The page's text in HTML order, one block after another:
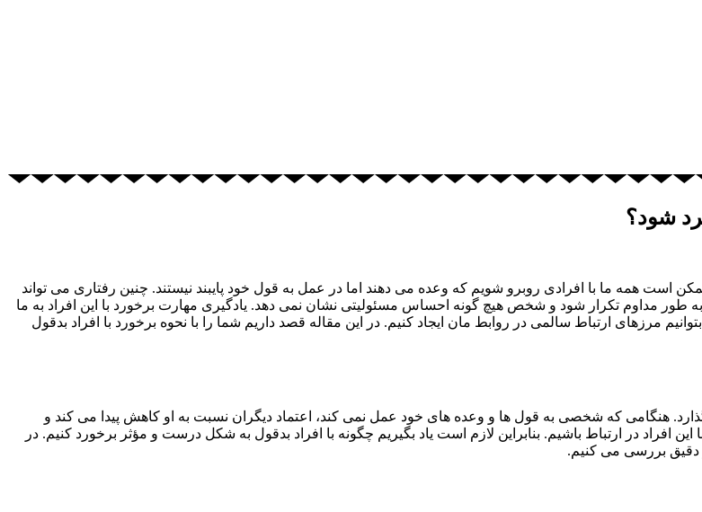
شود؟
همه ما با افرادی روبرو شویم که وعده می دهند اما در عمل به قول خود پایبند نیستند. چنین رفتاری می تواند
مداوم تکرار شود و شخص هیچ گونه احساس مسئولیتی نشان نمی دهد. یادگیری مهارت برخورد با این افراد به ما
مرزهای ارتباط سالمی در روابط مان ایجاد کنیم. در این مقاله قصد داریم شما را با نحوه برخورد با افراد بدقول
هنگامی که شخصی به قول ها و وعده های خود عمل نمی کند، اعتماد دیگران نسبت به او کاهش پیدا می کند و
در ارتباط باشیم. بنابراین لازم است یاد بگیریم چگونه با افراد بدقول به شکل درست و مؤثر برخورد کنیم. در
دقیق بررسی می کنیم.